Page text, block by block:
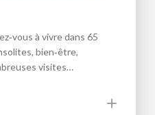
à vivre dans 65
bien‑être,
visites…